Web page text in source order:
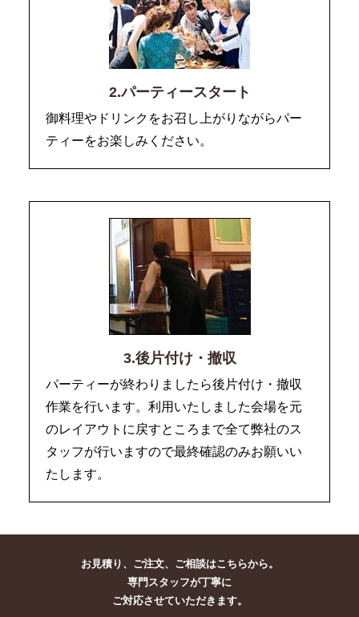
2.パーティースタート
御料理やドリンクをお召し上がりながらパー
ティーをお楽しみください。
3.後片付け・撤収
パーティーが終わりましたら後片付け・撤収
作業を行います。利用いたしました会場を元
のレイアウトに戻すところまで全て弊社のス
タッフが行いますので最終確認のみお願いい
たします。
お見積り、ご注文、ご相談はこちらから。
専門スタッフが丁寧に
ご対応させていただきます。